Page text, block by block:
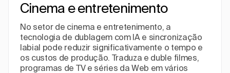
Cinema e entretenimento
No setor de cinema e entretenimento, a
tecnologia de dublagem com IA e sincronização
labial pode reduzir significativamente o tempo e
os custos de produção. Traduza e duble filmes,
programas de TV e séries da Web em vários